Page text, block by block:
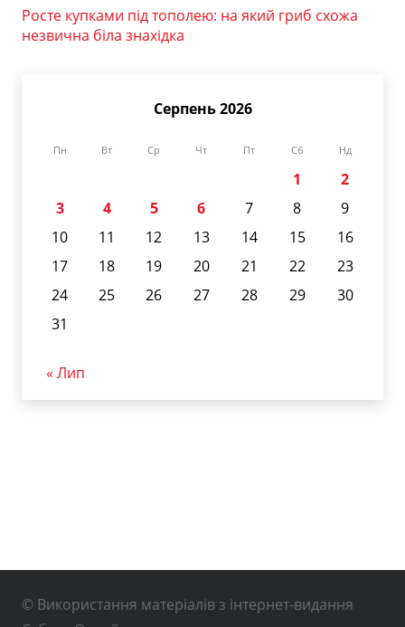
Росте купками під тополею: на який гриб схожа
незвична біла знахідка
Серпень 2026
Пн Вт Ср Чт Пт Сб Нд
1
2
3
4 5 6 7 8
9
10
11 12 13 14 15
16
17
18 19 20 21 22
23
24
25 26 27 28 29
30
31
« Лип
© Використання матеріалів з інтернет-видання